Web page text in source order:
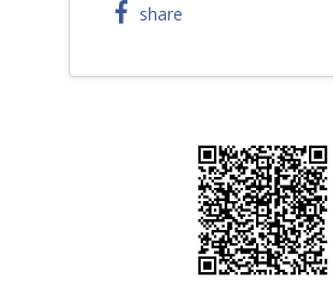
share